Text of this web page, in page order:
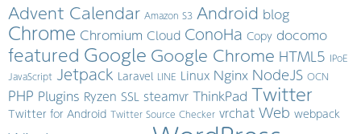
Advent Calendar Amazon S3 Android blog
Chrome Chromium Cloud ConoHa Copy docomo
featured Google Google Chrome HTML5 IPoE
JavaScript Jetpack Laravel LINE Linux Nginx NodeJS OCN
PHP Plugins Ryzen SSL steamvr ThinkPad Twitter
Twitter for Android Twitter Source Checker vrchat Web webpack